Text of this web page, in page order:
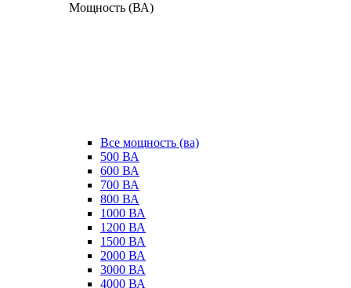
Мощность (ВА)
Все мощность (ва)
500 ВА
600 ВА
700 ВА
800 ВА
1000 ВА
1200 ВА
1500 ВА
2000 ВА
3000 ВА
4000 ВА